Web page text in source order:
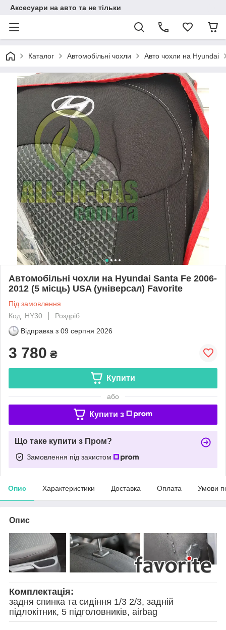
Аксесуари на авто та не тільки
Каталог Автомобільні чохли Авто чохли на Hyundai
Автомобільні чохли на Hyundai Santa Fe 2006-
2012 (5 місць) USA (універсал) Favorite
Під замовлення
Код: HY30
Роздріб
Відправка з 09 серпня 2026
3 780 ₴
Купити
або
Купити з
Що таке купити з Пром?
Замовлення під захистом
Опис Характеристики Доставка Оплата Умови
Опис
Комплектація:
задня спинка та сидіння 1/3 2/3, задній
підлокітник, 5 підголовників, airbag